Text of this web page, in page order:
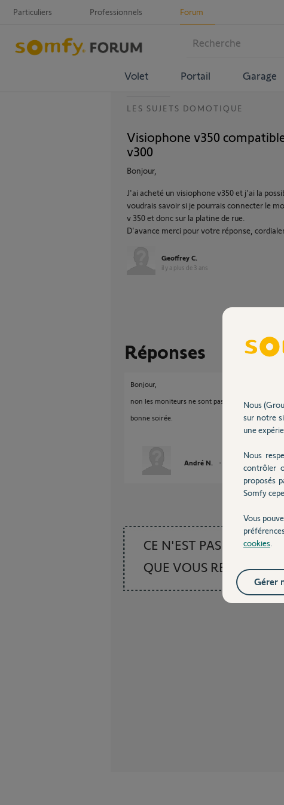
Particuliers Professionnels Forum
Volet Portail Garage
LES SUJETS DOMOTIQUE
Visiophone v350
v300
Bonjour,
J'ai acheté un visiophone v350 et j'ai la
voudrais savoir si je pourrais connecter le
v 350 et donc sur la platine de rue.
D'avance merci pour votre réponse,
Geoffrey C.
il y a plus de 3 ans
Réponses
Bonjour,
non les moniteurs ne sont pas compatibles entre
bonne soirée.
André N. il y a plus de 3 ans
CE N'EST PAS CE
QUE VOUS
Nous
sur notre
une
Nous
contrôler
proposés
Somfy
Vous
cookies
Gérer